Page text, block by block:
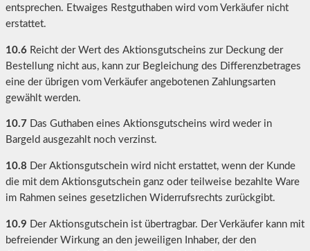
entsprechen. Etwaiges Restguthaben wird vom Verkäufer nicht
erstattet.
10.6 Reicht der Wert des Aktionsgutscheins zur Deckung der
Bestellung nicht aus, kann zur Begleichung des Differenzbetrages
eine der übrigen vom Verkäufer angebotenen Zahlungsarten
gewählt werden.
10.7 Das Guthaben eines Aktionsgutscheins wird weder in
Bargeld ausgezahlt noch verzinst.
10.8 Der Aktionsgutschein wird nicht erstattet, wenn der Kunde
die mit dem Aktionsgutschein ganz oder teilweise bezahlte Ware
im Rahmen seines gesetzlichen Widerrufsrechts zurückgibt.
10.9 Der Aktionsgutschein ist übertragbar. Der Verkäufer kann mit
befreiender Wirkung an den jeweiligen Inhaber, der den